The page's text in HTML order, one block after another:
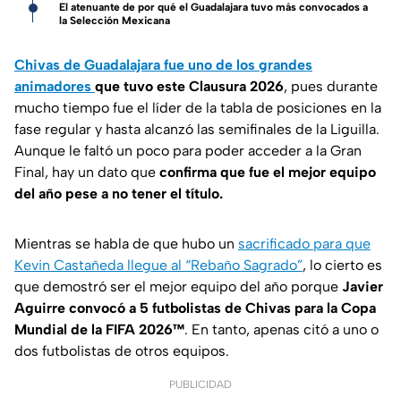
El atenuante de por qué el Guadalajara tuvo más convocados a
la Selección Mexicana
Chivas de Guadalajara fue uno de los grandes
animadores que tuvo este Clausura 2026, pues durante
mucho tiempo fue el líder de la tabla de posiciones en la
fase regular y hasta alcanzó las semifinales de la Liguilla.
Aunque le faltó un poco para poder acceder a la Gran
Final, hay un dato que confirma que fue el mejor equipo
del año pese a no tener el título.
Mientras se habla de que hubo un sacrificado para que
Kevin Castañeda llegue al “Rebaño Sagrado”, lo cierto es
que demostró ser el mejor equipo del año porque Javier
Aguirre convocó a 5 futbolistas de Chivas para la Copa
Mundial de la FIFA 2026™. En tanto, apenas citó a uno o
dos futbolistas de otros equipos.
PUBLICIDAD